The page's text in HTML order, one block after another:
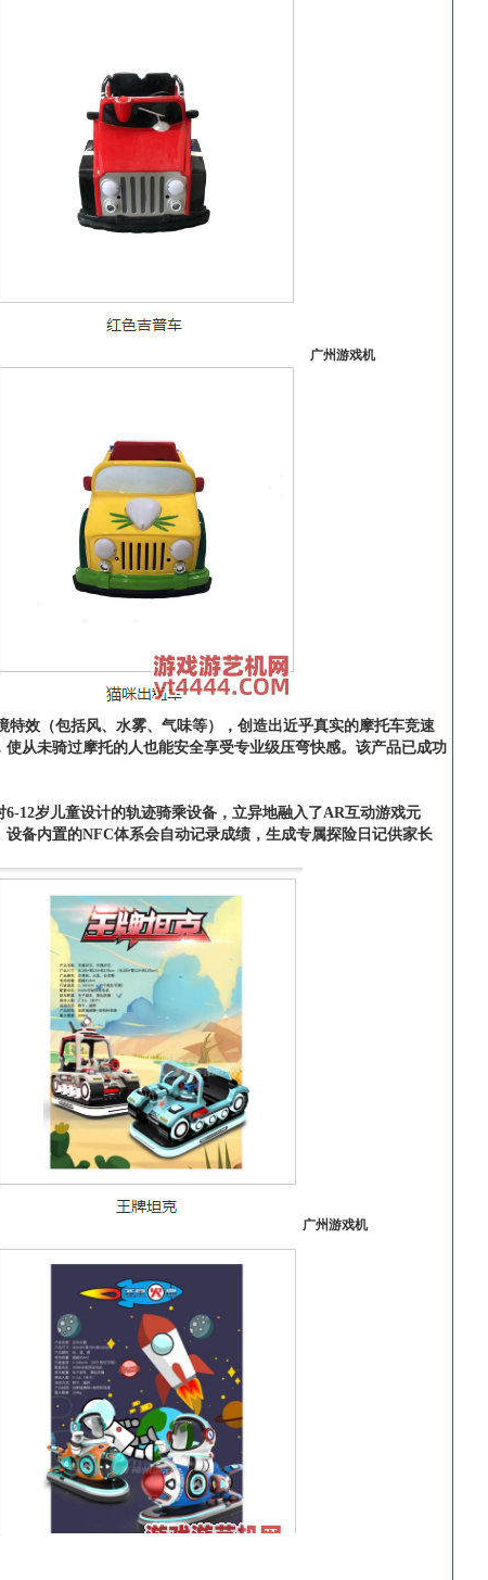
广州游戏机
效（包括风、水雾、气味等），创造出近乎真实的摩托车竞速
从未骑过摩托的人也能安全享受专业级压弯快感。该产品已成功
12岁儿童设计的轨迹骑乘设备，立异地融入了AR互动游戏元
备内置的NFC体系会自动记录成绩，生成专属探险日记供家长
广州游戏机